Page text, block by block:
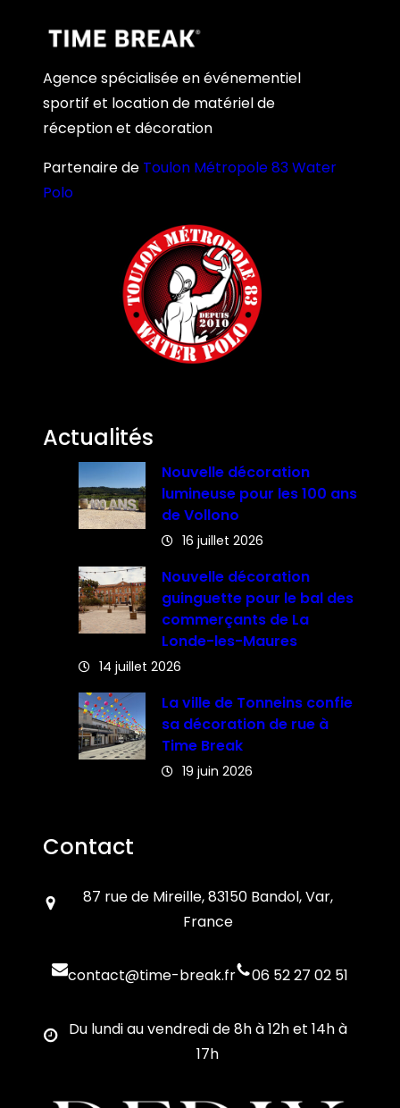
Agence spécialisée en événementiel
sportif et location de matériel de
réception et décoration
Partenaire de Toulon Métropole 83 Water
Polo
Actualités
Nouvelle décoration
lumineuse pour les 100 ans
de Vollono
16 juillet 2026
Nouvelle décoration
guinguette pour le bal des
commerçants de La
Londe-les-Maures
14 juillet 2026
La ville de Tonneins confie
sa décoration de rue à
Time Break
19 juin 2026
Contact
87 rue de Mireille, 83150 Bandol, Var,
France
contact@time-break.fr 06 52 27 02 51
Du lundi au vendredi de 8h à 12h et 14h à
17h